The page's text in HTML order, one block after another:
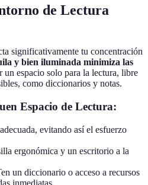
de Lectura
significativamente tu concentración
y bien iluminada minimiza las
un espacio solo para la lectura, libre
como diccionarios y notas.
Espacio de Lectura:
evitando así el esfuerzo
ergonómica y un escritorio a la
un diccionario o acceso a recursos
inmediatas.